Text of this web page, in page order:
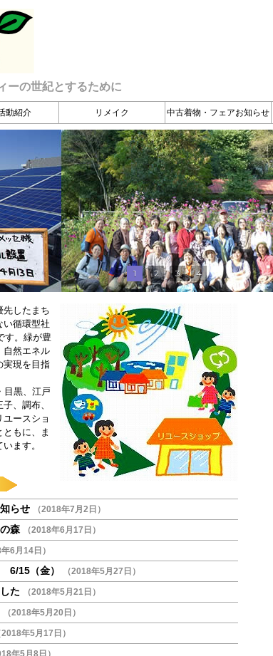
ーの世紀とするために
動紹介 リメイク 中古着物・フェアお知らせ
1 2 3 4
先したまち
い循環型社
す。緑が豊
自然エネル
実現を目指
目黒、江戸
、調布、
ースショ
もに、ま
ます。
らせ （2018年7月2日）
森 （2018年6月17日）
年6月14日）
15（金） （2018年5月27日）
た （2018年5月21日）
（2018年5月20日）
2018年5月17日）
年5月8日）